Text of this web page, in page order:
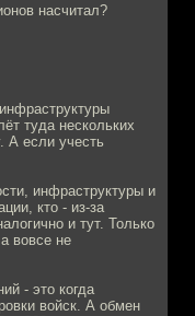
насчитал?
туда нескольких
А если учесть
инфраструктуры и
кто - из-за
и тут. Только
вовсе не
- это когда
войск. А обмен